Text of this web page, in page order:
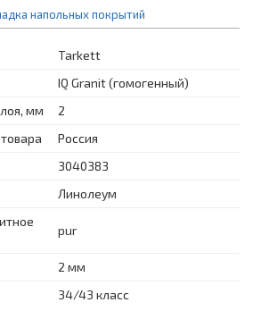
напольных покрытий
Tarkett
IQ Granit (гомогенный)
мм
2
Россия
3040383
Линолеум
pur
2 мм
34/43 класс